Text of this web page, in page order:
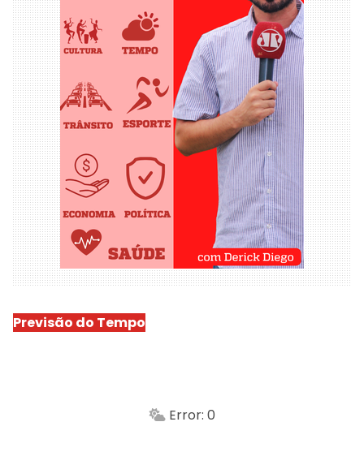
Previsão do Tempo
Min.
Error: 0